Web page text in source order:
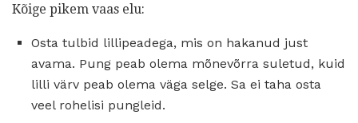
Kõige pikem vaas elu:
Osta tulbid lillipeadega, mis on hakanud just
avama. Pung peab olema mõnevõrra suletud, kuid
lilli värv peab olema väga selge. Sa ei taha osta
veel rohelisi pungleid.